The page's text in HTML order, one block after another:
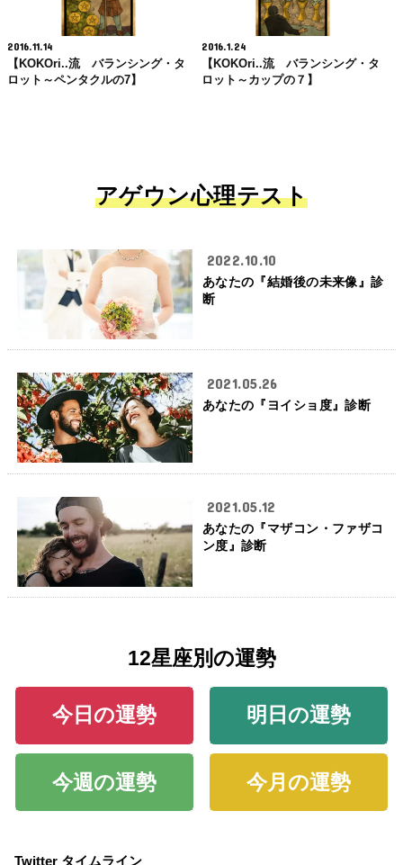
2016.11.14
【KOKOri..流 バランシング・タ
ロット～ペンタクルの7】
2016.1.24
【KOKOri..流 バランシング・タ
ロット～カップの７】
アゲウン心理テスト
2022.10.10
あなたの『結婚後の未来像』診
断
2021.05.26
あなたの『ヨイショ度』診断
2021.05.12
あなたの『マザコン・ファザコ
ン度』診断
12星座別の運勢
今日の運勢 明日の運勢
今週の運勢 今月の運勢
Twitter タイムライン